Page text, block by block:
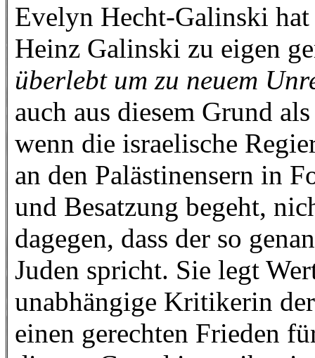
Evelyn Hecht-Galinski hat
Heinz Galinski zu eigen
überlebt um zu neuem
auch aus diesem Grund
wenn die israelische
an den Palästinensern in
und Besatzung begeht,
dagegen, dass der so
Juden spricht. Sie legt
unabhängige Kritikerin
einen gerechten Frieden